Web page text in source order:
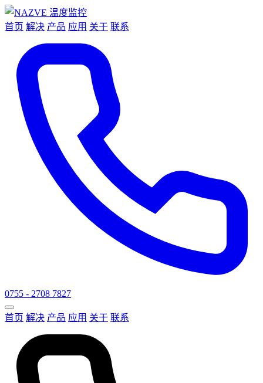
首页 解决 产品 应用 关于 联系
0755 - 2708 7827
首页 解决 产品 应用 关于 联系